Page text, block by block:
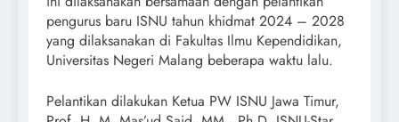
pengurus baru ISNU tahun khidmat 2024 – 2028
yang dilaksanakan di Fakultas Ilmu Kependidikan,
Universitas Negeri Malang beberapa waktu lalu.
Pelantikan dilakukan Ketua PW ISNU Jawa Timur,